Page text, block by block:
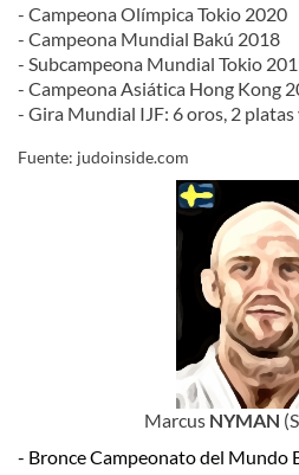
- Campeona Olímpica Tokio 2020
- Campeona Mundial Bakú 2018
- Subcampeona Mundial Tokio
- Campeona Asiática Hong Kong
- Gira Mundial IJF: 6 oros, 2 platas
Fuente: judoinside.com
Marcus NYMAN
- Bronce Campeonato del Mundo